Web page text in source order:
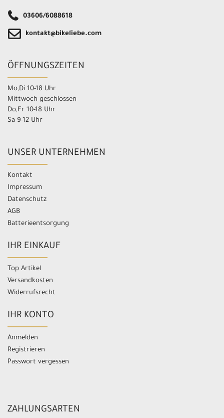
03606/6088618
kontakt@bikeliebe.com
ÖFFNUNGSZEITEN
Mo,Di 10-18 Uhr
Mittwoch geschlossen
Do,Fr 10-18 Uhr
Sa 9-12 Uhr
UNSER UNTERNEHMEN
Kontakt
Impressum
Datenschutz
AGB
Batterieentsorgung
IHR EINKAUF
Top Artikel
Versandkosten
Widerrufsrecht
IHR KONTO
Anmelden
Registrieren
Passwort vergessen
ZAHLUNGSARTEN